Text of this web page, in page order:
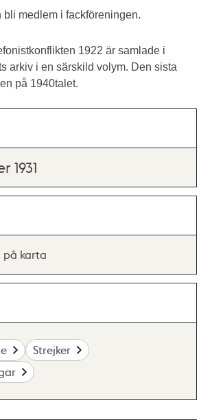
bli medlem i fackföreningen.
1922 är samlade i
arkiv i en särskild volym. Den sista
på 1940talet.
1931
på karta
Strejker